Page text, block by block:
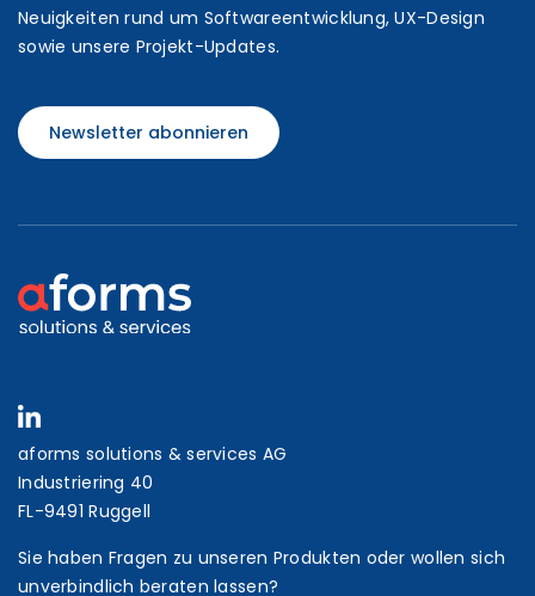
Neuigkeiten rund um Softwareentwicklung, UX-Design
sowie unsere Projekt-Updates.
Newsletter abonnieren
aforms solutions & services AG
Industriering 40
FL-9491 Ruggell
Sie haben Fragen zu unseren Produkten oder wollen sich
unverbindlich beraten lassen?